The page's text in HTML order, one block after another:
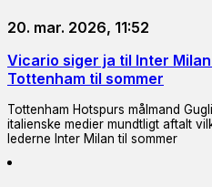
20. mar. 2026, 11:52
Vicario siger ja til Inter
Tottenham til sommer
Tottenham Hotspurs målmand
italienske medier mundtligt aftalt
lederne Inter Milan til sommer